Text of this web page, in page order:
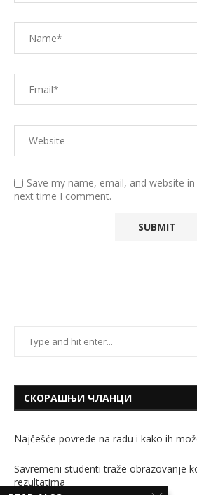
Save my name, email, and website
next time I comment.
СКОРАШЊИ ЧЛАНЦИ
Najčešće povrede na radu i kako ih
Savremeni studenti traže obrazovanje
rezultatima